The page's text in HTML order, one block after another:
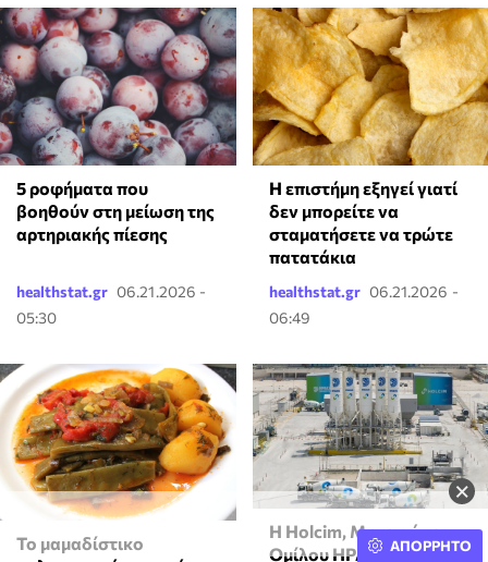
×
5 ροφήματα που
βοηθούν στη μείωση της
αρτηριακής πίεσης
healthstat.gr 06.21.2026 -
05:30
Η επιστήμη εξηγεί γιατί
δεν μπορείτε να
σταματήσετε να τρώτε
πατατάκια
healthstat.gr 06.21.2026 -
06:49
Το μαμαδίστικο
Η Holcim, Μητρική του
Ομίλου ΗΡΑΚΛΗΣ,ΑΠΟΡΡΗΤΟ